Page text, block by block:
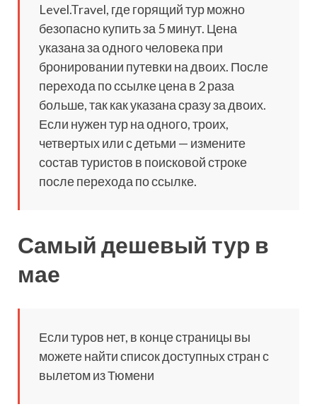
Level.Travel, где горящий тур можно
безопасно купить за 5 минут. Цена
указана за одного человека при
бронировании путевки на двоих. После
перехода по ссылке цена в 2 раза
больше, так как указана сразу за двоих.
Если нужен тур на одного, троих,
четвертых или с детьми — измените
состав туристов в поисковой строке
после перехода по ссылке.
Самый дешевый тур в
мае
Если туров нет, в конце страницы вы
можете найти список доступных стран с
вылетом из Тюмени